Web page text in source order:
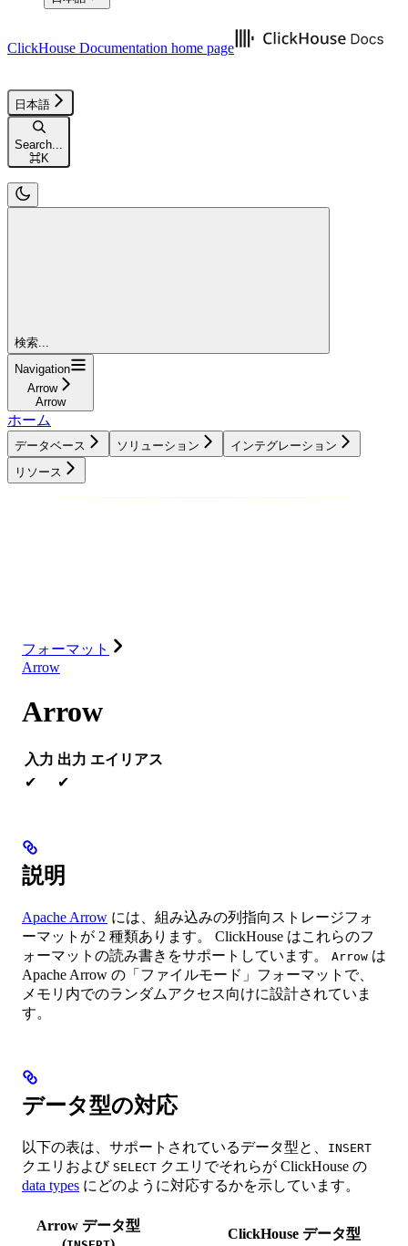
ClickHouse Documentation home page
日本語
Search...
⌘K
検索...
Navigation
Arrow
Arrow
ホーム
データベース ソリューション
インテグレーション
リソース
フォーマット
Arrow
Arrow
入力 出力 エイリアス
✔
✔
説明
Apache Arrow には、組み込みの列指向ストレージフォ
ーマットが 2 種類あります。 ClickHouse はこれらのフ
ォーマットの読み書きをサポートしています。 Arrow は
Apache Arrow の「ファイルモード」フォーマットで、
メモリ内でのランダムアクセス向けに設計されていま
す。
データ型の対応
以下の表は、サポートされているデータ型と、 INSERT
クエリおよび SELECT クエリでそれらが ClickHouse の
data types にどのように対応するかを示しています。
Arrow データ型
ClickHouse データ型